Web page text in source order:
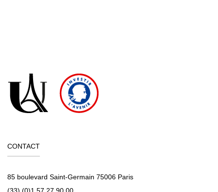
CONTACT
85 boulevard Saint-Germain 75006 Paris
(33) (0)1 57 27 90 00